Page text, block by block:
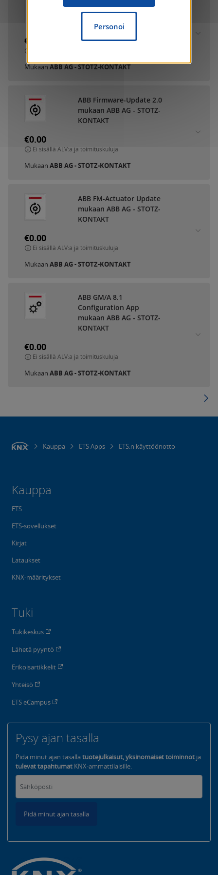
mukaan ABB AG - STOTZ-
€0.00
MukaanABB AG - STOTZ-KONTAKT
ABB Firmware-Update 2.0
mukaan ABB AG - STOTZ-
KONTAKT
€0.00
Ei sisällä ALV:a ja toimituskuluja
Mukaan ABB AG - STOTZ-KONTAKT
ABB FM-Actuator Update
mukaan ABB AG - STOTZ-
KONTAKT
€0.00
Ei sisällä ALV:a ja toimituskuluja
Mukaan ABB AG - STOTZ-KONTAKT
ABB GM/A 8.1
Configuration App
mukaan ABB AG - STOTZ-
KONTAKT
€0.00
Ei sisällä ALV:a ja toimituskuluja
Mukaan ABB AG - STOTZ-KONTAKT
Kauppa ETS Apps ETS:n käyttöönotto
Kauppa
ETS
ETS-sovellukset
Kirjat
Lataukset
KNX-määritykset
Tuki
Tukikeskus
Lähetä pyyntö
Erikoisartikkelit
Yhteisö
ETS eCampus
Pysy ajan tasalla
Pidä minut ajan tasalla tuotejulkaisut, yksinomaiset toiminnot ja
tulevat tapahtumat KNX-ammattilaisille.
Pidä minut ajan tasalla
Personoi